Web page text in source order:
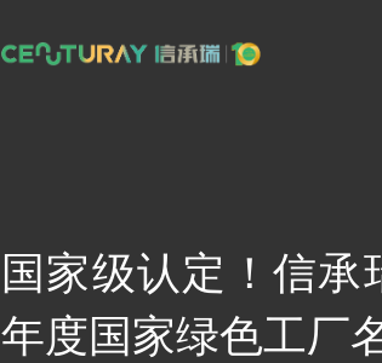
国家级认定！信
年度国家绿色工厂